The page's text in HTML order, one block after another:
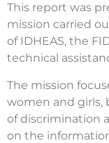
This report was
mission carried
of IDHEAS, the
technical
The mission
women and girls,
of discrimination
on the